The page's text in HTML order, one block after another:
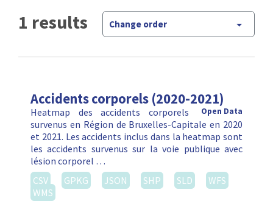
1 results Change order
Accidents corporels (2020-2021)
Open Data
Heatmap des accidents corporels
survenus en Région de Bruxelles-Capitale en 2020
et 2021. Les accidents inclus dans la heatmap sont
les accidents survenus sur la voie publique avec
lésion corporel …
CSV
GPKG JSON SHP SLD
WFS
WMS